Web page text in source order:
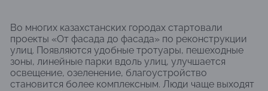
Во многих казахстанских городах стартовали
проекты «От фасада до фасада» по реконструкции
улиц. Появляются удобные тротуары, пешеходные
зоны, линейные парки вдоль улиц, улучшается
освещение, озеленение, благоустройство
становится более комплексным. Люди чаще выходят